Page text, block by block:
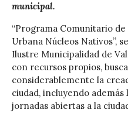
municipal.
“Programa Comunitario
Urbana Núcleos Nativos”,
Ilustre Municipalidad de
con recursos propios,
considerablemente la
ciudad, incluyendo
jornadas abiertas a la